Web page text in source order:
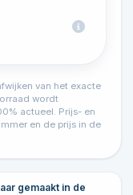
van het exacte
wordt
actueel. Prijs- en
en de prijs in de
gemaakt in de